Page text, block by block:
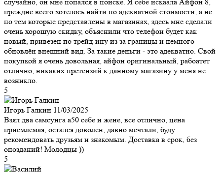
преждне всего хотелось найти по адекватной стоимости, а не
по тем которые представлены в магазинах, здесь мне сделали
очень хорошую скидку, объяснили что телефон будет как
новый, привезен по трейд-ину из за границы и немного
обновлён внешний вид. За такие деньги - это адекватно. Свой
покупкой я очень довольная, айфон оригинальный, рабоатет
отлично, никаких претензий к данному магазину у меня не
возникло.
5
Игорь Галкин 11/03/2025
Взял два самсунга а50 себе и жене, все отлично, цена
приемлемая, остался доволен, давно мечтали, буду
рекомендовать друзьям и знакомым. Доставка в срок, без
опозданий! Молодцы ))
5